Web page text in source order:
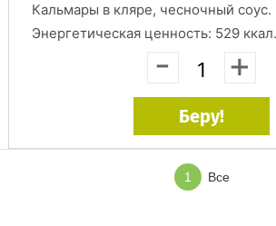
Кальмары в кляре, чесночный соус.
Энергетическая ценность: 529 ккал.
- +
Беру!
1 Все